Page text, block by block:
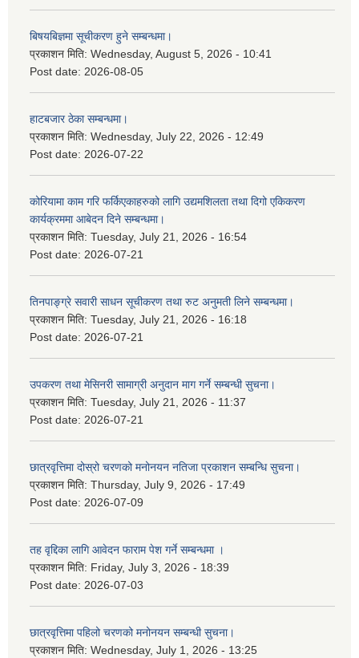
बिषयबिज्ञमा सूचीकरण हुने सम्बन्धमा।
प्रकाशन मिति: Wednesday, August 5, 2026 - 10:41
Post date: 2026-08-05
हाटबजार ठेका सम्बन्धमा।
प्रकाशन मिति: Wednesday, July 22, 2026 - 12:49
Post date: 2026-07-22
कोरियामा काम गरि फर्किएकाहरुको लागि उद्यमशिलता तथा दिगो एकिकरण
कार्यक्रममा आबेदन दिने सम्बन्धमा।
प्रकाशन मिति: Tuesday, July 21, 2026 - 16:54
Post date: 2026-07-21
तिनपाङ्ग्रे सवारी साधन सूचीकरण तथा रुट अनुमती लिने सम्बन्धमा।
प्रकाशन मिति: Tuesday, July 21, 2026 - 16:18
Post date: 2026-07-21
उपकरण तथा मेसिनरी सामाग्री अनुदान माग गर्ने सम्बन्धी सुचना।
प्रकाशन मिति: Tuesday, July 21, 2026 - 11:37
Post date: 2026-07-21
छात्रवृत्तिमा दोस्रो चरणको मनोनयन नतिजा प्रकाशन सम्बन्धि सुचना।
प्रकाशन मिति: Thursday, July 9, 2026 - 17:49
Post date: 2026-07-09
तह वृद्दिका लागि आवेदन फाराम पेश गर्ने सम्बन्धमा ।
प्रकाशन मिति: Friday, July 3, 2026 - 18:39
Post date: 2026-07-03
छात्रवृत्तिमा पहिलो चरणको मनोनयन सम्बन्धी सुचना।
प्रकाशन मिति: Wednesday, July 1, 2026 - 13:25